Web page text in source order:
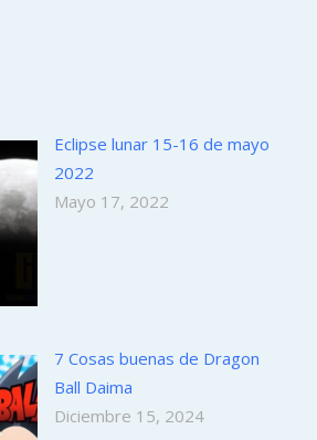
Eclipse lunar 15-16 de mayo
2022
Mayo 17, 2022
7 Cosas buenas de Dragon
Ball Daima
Diciembre 15, 2024